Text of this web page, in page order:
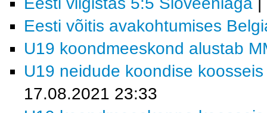
Eesti võitis avakohtumises
U19 koondmeeskond alustab
U19 neidude koondise
17.08.2021 23:33